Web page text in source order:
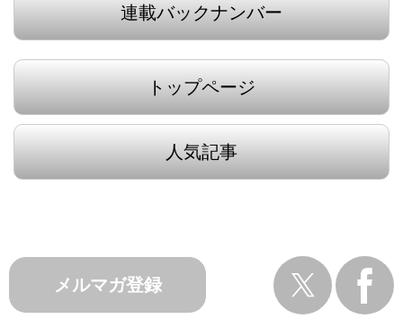
連載バックナンバー
トップページ
人気記事
メルマガ登録